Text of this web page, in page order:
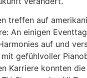
treffen auf
An einigen
auf und
gefühlvoller
Karriere konnten die